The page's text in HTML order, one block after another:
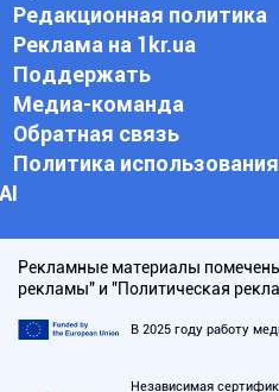
Редакционная политика
Реклама на 1kr.ua
Поддержать
Медиа-команда
Обратная связь
Политика использования
АI
Рекламные материалы
рекламы" и "Политическая
В 2025 году работу
Независимая